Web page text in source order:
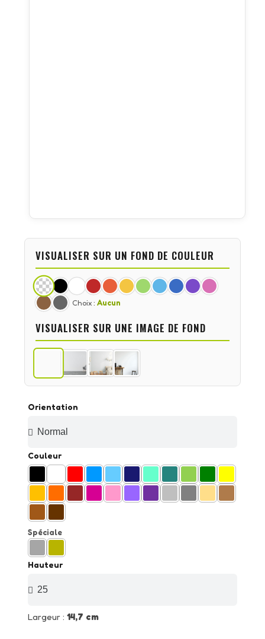
Orientation
Couleur
Spéciale
Hauteur
Largeur : 14,7 cm
VISUALISER SUR UN FOND DE COULEUR
Choix : Aucun
VISUALISER SUR UNE IMAGE DE FOND